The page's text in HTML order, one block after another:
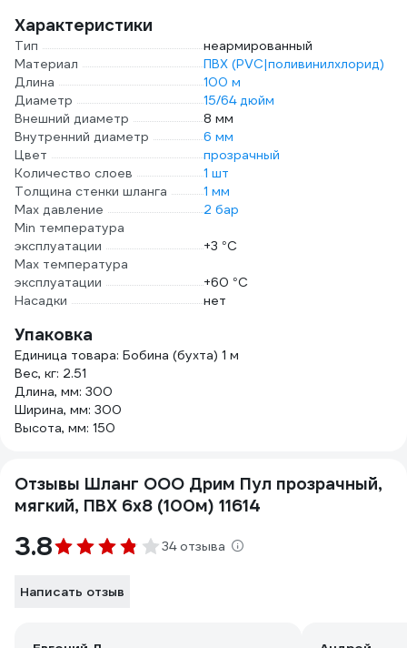
Характеристики
Тип
неармированный
Материал
ПВХ (PVC|поливинилхлорид)
Длина
100 м
Диаметр
15/64 дюйм
Внешний диаметр
8 мм
Внутренний диаметр
6 мм
Цвет
прозрачный
Количество слоев
1 шт
Толщина стенки шланга
1 мм
Max давление
2 бар
Min температура
эксплуатации
+3 °С
Мах температура
эксплуатации
+60 °С
Насадки
нет
Упаковка
Единица товара: Бобина (бухта) 1 м
Вес, кг: 2.51
Длина, мм: 300
Ширина, мм: 300
Высота, мм: 150
Отзывы Шланг ООО Дрим Пул прозрачный,
мягкий, ПВХ 6x8 (100м) 11614
3.8 34 отзыва
Написать отзыв